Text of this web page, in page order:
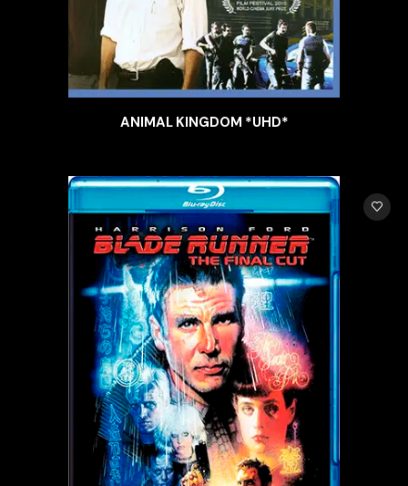
ANIMAL KINGDOM *UHD*